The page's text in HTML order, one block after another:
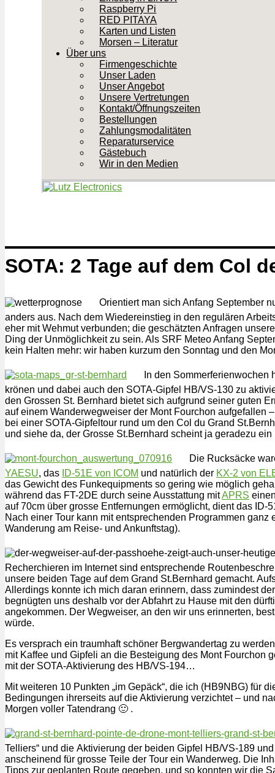
Raspberry Pi
RED PITAYA
Karten und Listen
Morsen – Literatur
Über uns
Firmengeschichte
Unser Laden
Unser Angebot
Unsere Vertretungen
Kontakt/Öffnungszeiten
Bestellungen
Zahlungsmodalitäten
Reparaturservice
Gästebuch
Wir in den Medien
SOTA: 2 Tage auf dem Col
Orientiert man sich Anfang September
anders aus. Nach dem Wiedereinstieg in den regulären
eher mit Wehmut verbunden; die geschätzten Anfragen
Ding der Unmöglichkeit zu sein. Als SRF Meteo Anfang
kein Halten mehr: wir haben kurzum den Sonntag und den
In den
krönen und dabei auch den SOTA-Gipfel HB/VS-130 zu
den Grossen St. Bernhard bietet sich aufgrund seiner guten
auf einem Wanderwegweiser der Mont Fourchon aufgefallen
bei einer SOTA-Gipfeltour rund um den Col du Grand
und siehe da, der Grosse St.Bernhard scheint ja geradezu
Die Rucksäcke
YAESU, das ID-51E von ICOM und natürlich der KX-2 von
das Gewicht des Funkequipments so gering wie möglich
während das FT-2DE durch seine Ausstattung mitAPRS
auf 70cm über grosse Entfernungen ermöglicht, dient das
Nach einer Tour kann mit entsprechenden Programmen
Wanderung am Reise- und Ankunftstag).
Recherchieren im Internet sind entsprechende
unsere beiden Tage auf dem Grand St.Bernhard gemacht.
Allerdings konnte ich mich daran erinnern, dass zumindest
begnügten uns deshalb vor der Abfahrt zu Hause mit den
angekommen. Der Wegweiser, an den wir uns erinnerten,
würde.
Es versprach ein traumhaft schöner Bergwandertag zu
mit Kaffee und Gipfeli an die Besteigung des Mont Fourchon
mit der SOTA-Aktivierung des HB/VS-194…
Mit weiteren 10 Punkten „im Gepäck“, die ich (HB9NBG) für
Bedingungen ihrerseits auf die Aktivierung verzichtet – und
Morgen voller Tatendrang 🙂 .
Telliers“ und die Aktivierung der beiden Gipfel HB/VS-189
anscheinend für grosse Teile der Tour ein Wanderweg. Die
Tipps zur geplanten Route gegeben, und so konnten wir die